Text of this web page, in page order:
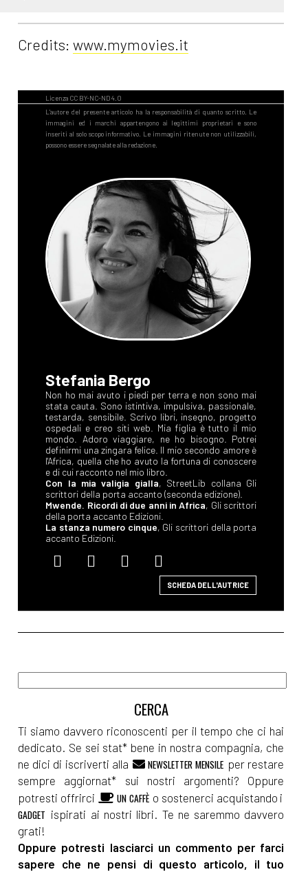
Credits:www.mymovies.it
Stefania Bergo
Non ho mai avuto i piedi per terra e non sono mai
stata cauta. Sono istintiva, impulsiva, passionale,
testarda, sensibile. Scrivo libri, insegno, progetto
ospedali e creo siti web. Mia figlia è tutto il mio
mondo. Adoro viaggiare, ne ho bisogno. Potrei
definirmi una zingara felice. Il mio secondo amore è
l'Africa, quella che ho avuto la fortuna di conoscere
e di cui racconto nel mio libro.
Con la mia valigia gialla, StreetLib collana Gli
scrittori della porta accanto (seconda edizione).
Mwende. Ricordi di due anni in Africa, Gli scrittori
della porta accanto Edizioni.
La stanza numero cinque, Gli scrittori della porta
accanto Edizioni.
SCHEDA DELL'AUTRICE
Ti siamo davvero riconoscenti per il tempo che ci hai
dedicato. Se sei stat* bene in nostra compagnia, che
ne dici di iscriverti alla
NEWSLETTER MENSILE per restare
sempre aggiornat* sui nostri argomenti? Oppure
potresti offrirci
UN CAFFÈ o sostenerci acquistando i
GADGET ispirati ai nostri libri. Te ne saremmo davvero
grati!
Oppure potresti lasciarci un commento per farci
sapere che ne pensi di questo articolo, il tuo